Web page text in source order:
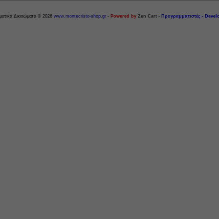
Δικαιώματα © 2026 www.montecristo-shop.gr - Powered by Zen Cart - Προγραμματιστές -